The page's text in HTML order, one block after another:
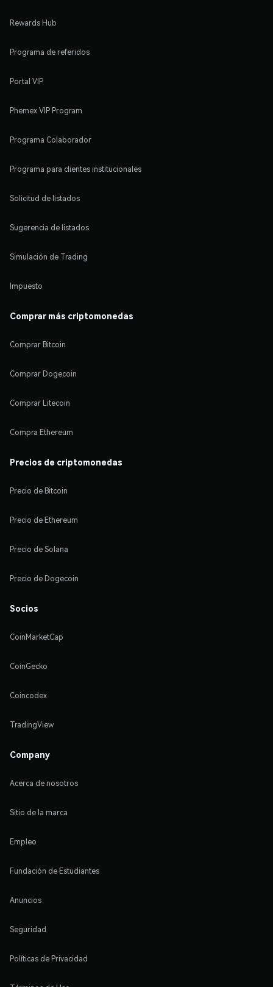
Rewards Hub
Programa de referidos
Portal VIP
Phemex VIP Program
Programa Colaborador
Programa para clientes institucionales
Solicitud de listados
Sugerencia de listados
Simulación de Trading
Impuesto
Comprar más criptomonedas
Comprar Bitcoin
Comprar Dogecoin
Comprar Litecoin
Compra Ethereum
Precios de criptomonedas
Precio de Bitcoin
Precio de Ethereum
Precio de Solana
Precio de Dogecoin
Socios
CoinMarketCap
CoinGecko
Coincodex
TradingView
Company
Acerca de nosotros
Sitio de la marca
Empleo
Fundación de Estudiantes
Anuncios
Seguridad
Políticas de Privacidad